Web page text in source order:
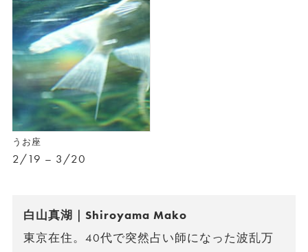
うお座
2/19 – 3/20
白山真湖｜Shiroyama Mako
東京在住。40代で突然占い師になった波乱万